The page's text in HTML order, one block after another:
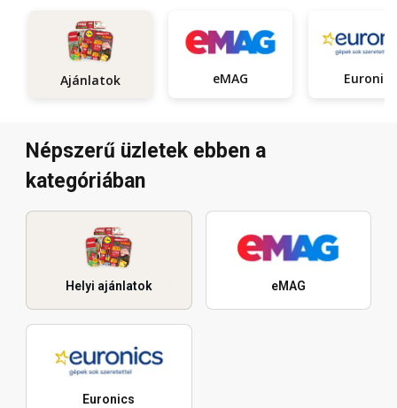
Ajánlatok eMAG Euronics
Népszerű üzletek ebben a
kategóriában
Helyi ajánlatok eMAG
Euronics